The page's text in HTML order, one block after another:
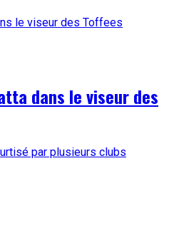
dans le viseur des